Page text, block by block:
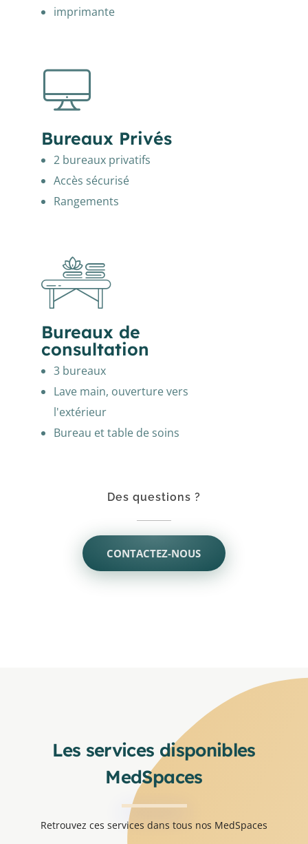
imprimante
Bureaux Privés
2 bureaux privatifs
Accès sécurisé
Rangements
Bureaux de
consultation
3 bureaux
Lave main, ouverture vers
l'extérieur
Bureau et table de soins
Des questions ?
CONTACTEZ-NOUS
Les services disponibles
MedSpaces
Retrouvez ces services dans tous nos MedSpaces